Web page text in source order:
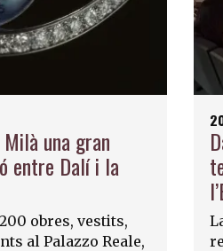
una gran
entre Dalí i la
obres, vestits,
al Palazzo Reale,